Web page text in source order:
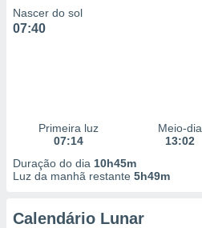
Nascer do sol
07:40
Primeira luz
07:14
Meio-dia
13:02
Duração do dia 10h45m
Luz da manhã restante 5h49m
Calendário Lunar